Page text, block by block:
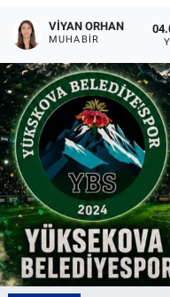
VIYAN ORHAN
MUHABIR